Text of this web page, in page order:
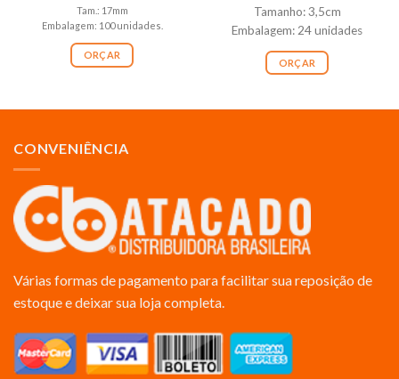
Tam.: 17mm
Embalagem: 100 unidades.
ORÇAR
Tamanho: 3,5cm
Embalagem: 24 unidades
ORÇAR
CONVENIÊNCIA
Várias formas de pagamento para facilitar sua reposição de
estoque e deixar sua loja completa.